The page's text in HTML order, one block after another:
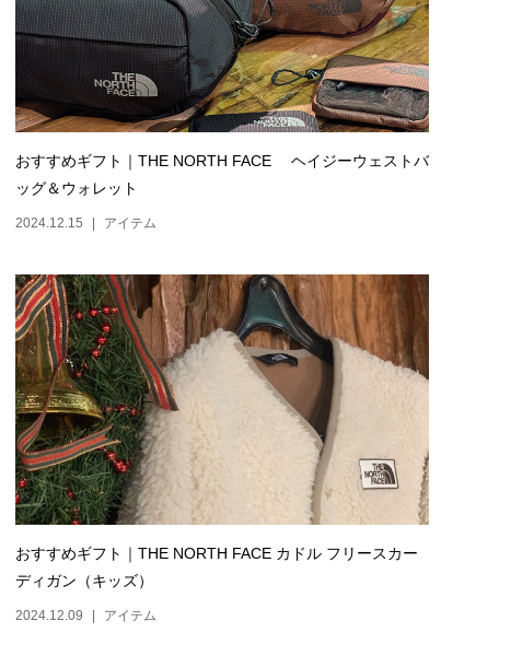
おすすめギフト｜THE NORTH FACE ヘイジーウェストバ
ッグ＆ウォレット
2024.12.15 アイテム
おすすめギフト｜THE NORTH FACE カドル フリースカー
ディガン（キッズ）
2024.12.09 アイテム